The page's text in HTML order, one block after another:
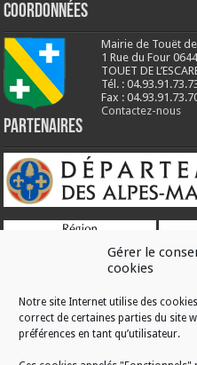
Gérer le
cookies
Notre site Internet utilise des
correct de certaines parties du site
préférences en tant qu’utilisateur.
Coordonnées
Mairie de Touët de
1 Rue du Four
TOUET DE
Tél. :
Fax :
Contactez-nous
Partenaires
RÉALISATION